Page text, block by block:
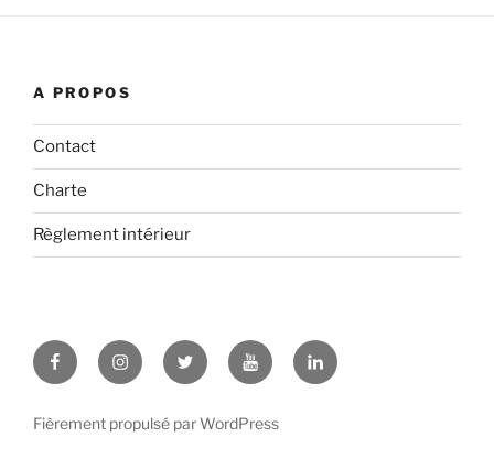
A PROPOS
Contact
Charte
Règlement intérieur
FacebookInstagramTwitter YouTubeLinkedIn
Fièrement propulsé par WordPress